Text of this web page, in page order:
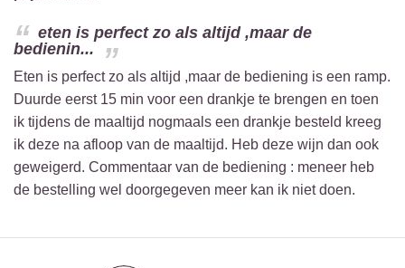
eten is perfect zo als altijd ,maar de
bedienin...
Eten is perfect zo als altijd ,maar de bediening is een ramp.
Duurde eerst 15 min voor een drankje te brengen en toen
ik tijdens de maaltijd nogmaals een drankje besteld kreeg
ik deze na afloop van de maaltijd. Heb deze wijn dan ook
geweigerd. Commentaar van de bediening : meneer heb
de bestelling wel doorgegeven meer kan ik niet doen.